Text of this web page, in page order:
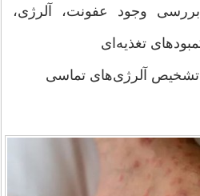
وجود عفونت، آلرژی،
تغذیه‌ای
آلرژی‌های تماسی